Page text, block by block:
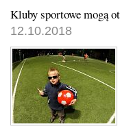
Kluby sportowe mogą
12.10.2018